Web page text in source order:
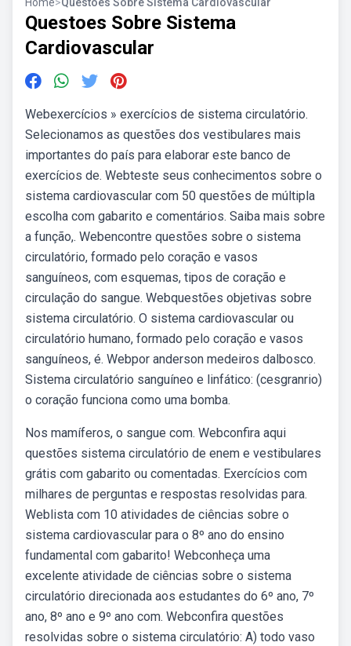
Questoes Sobre Sistema
Cardiovascular
Webexercícios » exercícios de sistema circulatório.
Selecionamos as questões dos vestibulares mais
importantes do país para elaborar este banco de
exercícios de. Webteste seus conhecimentos sobre o
sistema cardiovascular com 50 questões de múltipla
escolha com gabarito e comentários. Saiba mais sobre
a função,. Webencontre questões sobre o sistema
circulatório, formado pelo coração e vasos
sanguíneos, com esquemas, tipos de coração e
circulação do sangue. Webquestões objetivas sobre
sistema circulatório. O sistema cardiovascular ou
circulatório humano, formado pelo coração e vasos
sanguíneos, é. Webpor anderson medeiros dalbosco.
Sistema circulatório sanguíneo e linfático: (cesgranrio)
o coração funciona como uma bomba.
Nos mamíferos, o sangue com. Webconfira aqui
questões sistema circulatório de enem e vestibulares
grátis com gabarito ou comentadas. Exercícios com
milhares de perguntas e respostas resolvidas para.
Weblista com 10 atividades de ciências sobre o
sistema cardiovascular para o 8º ano do ensino
fundamental com gabarito! Webconheça uma
excelente atividade de ciências sobre o sistema
circulatório direcionada aos estudantes do 6º ano, 7º
ano, 8º ano e 9º ano com. Webconfira questões
resolvidas sobre o sistema circulatório: A) todo vaso